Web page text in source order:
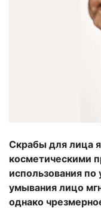
Скрабы для лица
косметическими
использования
умывания лицо
однако